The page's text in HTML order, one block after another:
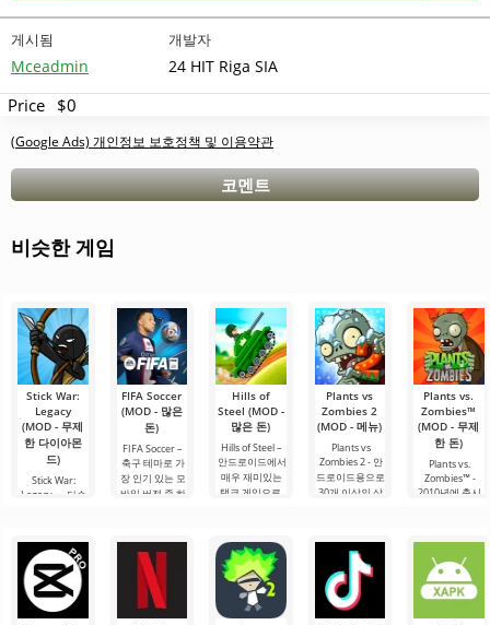
게시됨
Mceadmin
개발자
24 HIT Riga SIA
Price $0
(Google Ads) 개인정보 보호정책 및 이용약관
코멘트
비슷한 게임
Stick War:
Legacy
(MOD - 무제
한 다이아몬
드)
Stick War:
Legacy — 단순
니라, 전설적인
이나모르타 세
계에서 영향력
과 생존을 위한
투쟁에 대한 서
사시입니다. 여
FIFA Soccer
(MOD - 많은
돈)
FIFA Soccer –
축구 테마로 가
장 인기 있는 모
바일 버전 중 하
화 및 장점으로
돋보입니다. 이
게임은 다양한
전술을 활용하
고.
Hills of
Steel (MOD -
많은 돈)
Hills of Steel –
안드로이드에서
매우 재미있는
탱크 게임으로,
자도 쉽게 조작
할 수 있는 매우
간단한 조작법
이 특징입니다.
Plants vs
Zombies 2
(MOD - 메뉴)
Plants vs
Zombies 2 - 안
드로이드용으로
30개 이상의 상
다. 좀비와의 만
남이 기다리고
있는 미친 데이
브의 흥미진진
한
Plants vs.
Zombies™
(MOD - 무제
한 돈)
Plants vs.
Zombies™ -
2010년에 출시
지도 그 장르에
서 인기를 끌고
있습니다. 플레
이어는 좀비의